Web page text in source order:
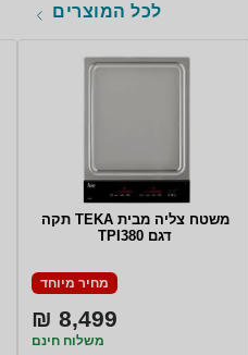
לכל המוצרים
משטח צליה מבית TEKA תקה
דגם TPI380
מחיר מיוחד
8,499 ₪
משלוח חינם